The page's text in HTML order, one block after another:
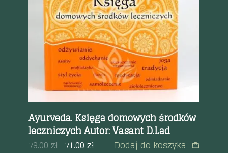
Ayurveda. Księga domowych środków
leczniczych Autor: Vasant D.Lad
79.00zł 71.00zł Dodaj do koszyka